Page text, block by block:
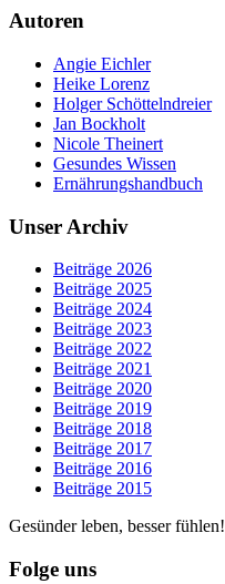
Autoren
Angie Eichler
Heike Lorenz
Holger Schöttelndreier
Jan Bockholt
Nicole Theinert
Gesundes Wissen
Ernährungshandbuch
Unser Archiv
Beiträge 2026
Beiträge 2025
Beiträge 2024
Beiträge 2023
Beiträge 2022
Beiträge 2021
Beiträge 2020
Beiträge 2019
Beiträge 2018
Beiträge 2017
Beiträge 2016
Beiträge 2015
Gesünder leben, besser fühlen!
Folge uns